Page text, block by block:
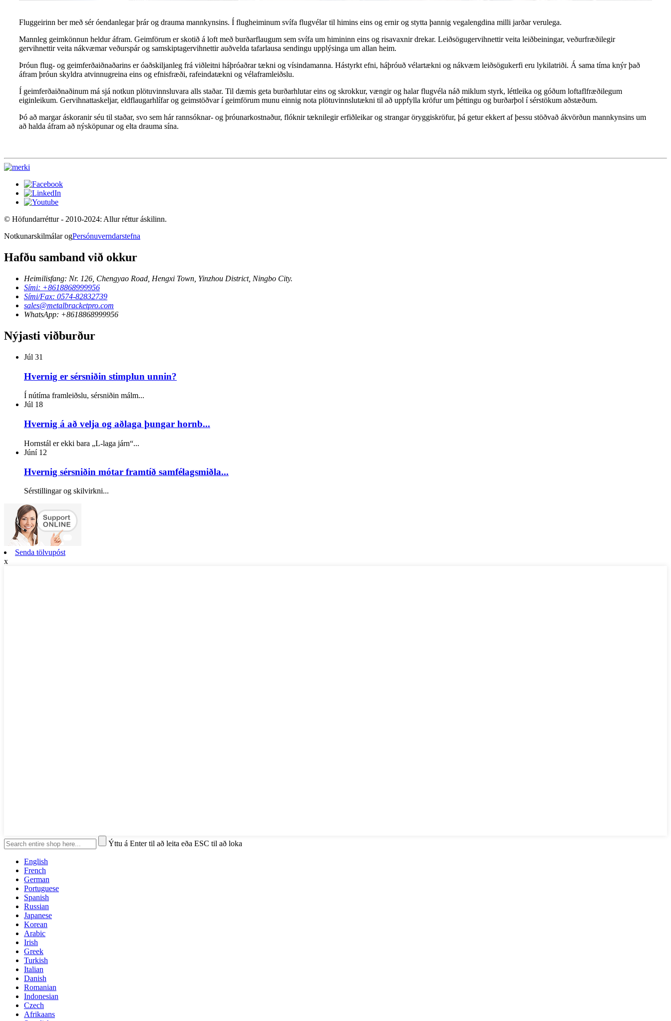
Fluggeirinn ber með sér óendanlegar þrár og drauma mannkynsins. Í flugheiminum svífa flugvélar til himins eins og ernir og stytta þannig vegalengdina milli jarðar verulega.
Mannleg geimkönnun heldur áfram. Geimförum er skotið á loft með burðarflaugum sem svífa um himininn eins og risavaxnir drekar. Leiðsögugervihnettir veita leiðbeiningar, veðurfræðilegir
gervihnettir veita nákvæmar veðurspár og samskiptagervihnettir auðvelda tafarlausa sendingu upplýsinga um allan heim.
Þróun flug- og geimferðaiðnaðarins er óaðskiljanleg frá viðleitni háþróaðrar tækni og vísindamanna. Hástyrkt efni, háþróuð vélartækni og nákvæm leiðsögukerfi eru lykilatriði. Á sama tíma knýr það
áfram þróun skyldra atvinnugreina eins og efnisfræði, rafeindatækni og vélaframleiðslu.
Í geimferðaiðnaðinum má sjá notkun plötuvinnsluvara alls staðar. Til dæmis geta burðarhlutar eins og skrokkur, vængir og halar flugvéla náð miklum styrk, léttleika og góðum loftaflfræðilegum
eiginleikum. Gervihnattaskeljar, eldflaugarhlífar og geimstöðvar í geimförum munu einnig nota plötuvinnslutækni til að uppfylla kröfur um þéttingu og burðarþol í sérstökum aðstæðum.
Þó að margar áskoranir séu til staðar, svo sem hár rannsóknar- og þróunarkostnaður, flóknir tæknilegir erfiðleikar og strangar öryggiskröfur, þá getur ekkert af þessu stöðvað ákvörðun mannkynsins um
að halda áfram að nýsköpunar og elta drauma sína.
© Höfundarréttur - 2010-2024: Allur réttur áskilinn.
Notkunarskilmálar ogPersónuverndarstefna
Hafðu samband við okkur
Heimilisfang: Nr. 126, Chengyao Road, Hengxi Town, Yinzhou District, Ningbo City.
Sími: +8618868999956
Sími/Fax: 0574-82832739
sales@metalbracketpro.com
WhatsApp: +8618868999956
Nýjasti viðburður
Júl 31
Hvernig er sérsniðin stimplun unnin?
Í nútíma framleiðslu, sérsniðin málm...
Júl 18
Hvernig á að velja og aðlaga þungar hornb...
Hornstál er ekki bara „L-laga járn“...
Júní 12
Hvernig sérsniðin mótar framtíð samfélagsmiðla...
Sérstillingar og skilvirkni...
Senda tölvupóst
x
Ýttu á Enter til að leita eða ESC til að loka
English
French
German
Portuguese
Spanish
Russian
Japanese
Korean
Arabic
Irish
Greek
Turkish
Italian
Danish
Romanian
Indonesian
Czech
Afrikaans